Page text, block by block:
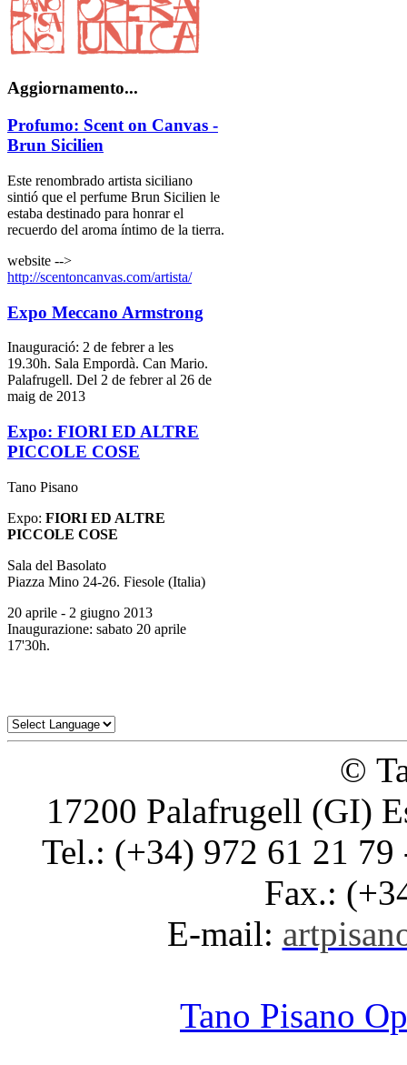
Aggiornamento...
Profumo: Scent on Canvas -
Brun Sicilien
Este renombrado artista siciliano
sintió que el perfume Brun Sicilien le
estaba destinado para honrar el
recuerdo del aroma íntimo de la tierra.
website -->
http://scentoncanvas.com/artista/
Expo Meccano Armstrong
Inauguració: 2 de febrer a les
19.30h. Sala Empordà. Can Mario.
Palafrugell. Del 2 de febrer al 26 de
maig de 2013
Expo: FIORI ED ALTRE
PICCOLE COSE
Tano Pisano
Expo: FIORI ED ALTRE
PICCOLE COSE
Sala del Basolato
Piazza Mino 24-26. Fiesole (Italia)
20 aprile - 2 giugno 2013
Inaugurazione: sabato 20 aprile
17'30h.
©
17200 Palafrugell (GI)
Tel.: (+34) 972 61 21
Fax.:
E-mail:
Tano Pisano